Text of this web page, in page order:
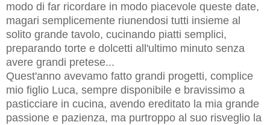
modo di far ricordare in modo piacevole queste date,
magari semplicemente riunendosi tutti insieme al
solito grande tavolo, cucinando piatti semplici,
preparando torte e dolcetti all'ultimo minuto senza
avere grandi pretese...
Quest'anno avevamo fatto grandi progetti, complice
mio figlio Luca, sempre disponibile e bravissimo a
pasticciare in cucina, avendo ereditato la mia grande
passione e pazienza, ma purtroppo al suo risveglio la